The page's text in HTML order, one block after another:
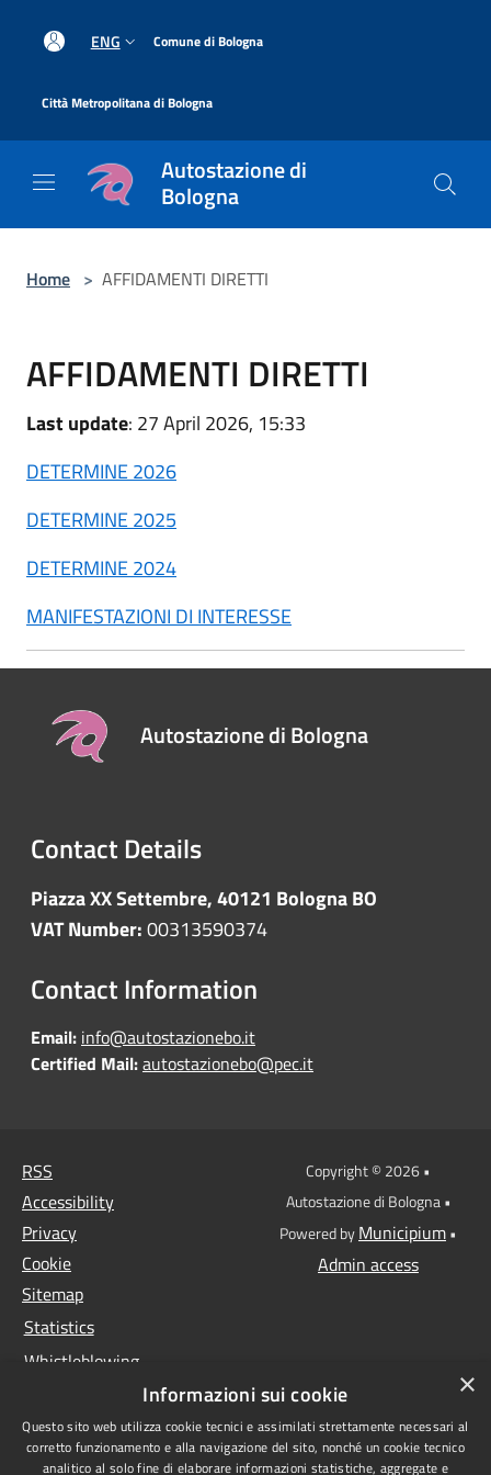
ENG Comune di Bologna
Città Metropolitana di Bologna
Autostazione di
Bologna
Home > AFFIDAMENTI DIRETTI
AFFIDAMENTI DIRETTI
Last update: 27 April 2026, 15:33
DETERMINE 2026
DETERMINE 2025
DETERMINE 2024
MANIFESTAZIONI DI INTERESSE
Autostazione di Bologna
Contact Details
Piazza XX Settembre, 40121 Bologna BO
VAT Number:00313590374
Contact Information
Email: info@autostazionebo.it
Certified Mail:autostazionebo@pec.it
RSS
Accessibility
Privacy
Cookie
Sitemap
Statistics
Whistleblowing
Anti-money laundering
Supplier register
Copyright © 2026 •
Autostazione di Bologna •
Powered byMunicipium•
Admin access
×
Informazioni sui cookie
Questo sito web utilizza cookie tecnici e assimilati strettamente necessari al
corretto funzionamento e alla navigazione del sito, nonché un cookie tecnico
analitico al solo fine di elaborare informazioni statistiche, aggregate e